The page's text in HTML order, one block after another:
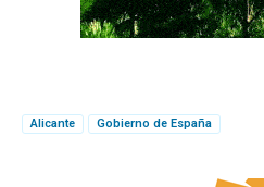
Alicante
Gobierno de España